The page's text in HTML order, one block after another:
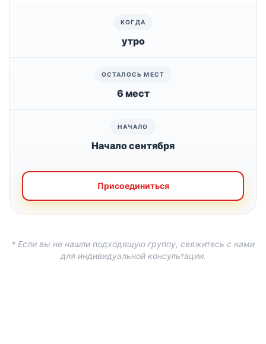
утро
6 мест
Начало сентября
Присоединиться
* Если вы не нашли подходящую группу, свяжитесь с нами
для индивидуальной консультации.